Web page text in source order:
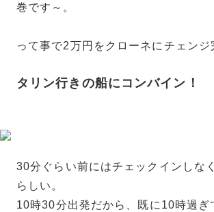
巻です～。
って事で2万円をクローネにチェンジ
タリン行きの船にコンバイン！
30分ぐらい前にはチェックインしな
らしい。
10時30分出発だから、既に10時過ぎ